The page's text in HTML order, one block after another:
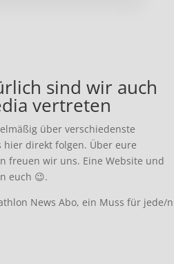
sind wir auch
vertreten
über verschiedenste
direkt folgen. Über eure
freuen wir uns. Eine Website und
euch 😉.
News Abo, ein Muss für jede/n